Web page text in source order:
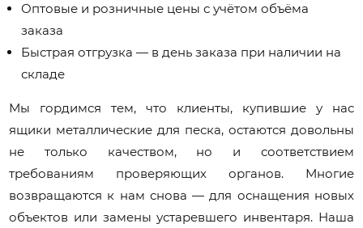
Оптовые и розничные цены с учётом объёма
заказа
Быстрая отгрузка — в день заказа при наличии на
складе
Мы гордимся тем, что клиенты, купившие у нас
ящики металлические для песка, остаются довольны
не только качеством, но и соответствием
требованиям проверяющих органов. Многие
возвращаются к нам снова — для оснащения новых
объектов или замены устаревшего инвентаря. Наша